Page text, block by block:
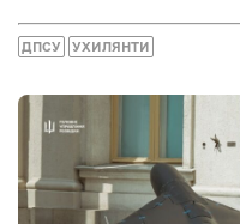
ДПСУ УХИЛЯНТИ